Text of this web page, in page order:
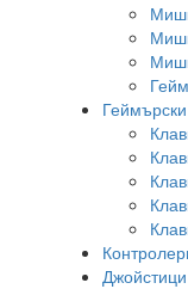
Джойстици